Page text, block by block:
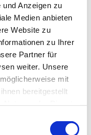
Anzeigen zu
Medien anbieten
Website zu
zu Ihrer
Partner für
weiter. Unsere
mit
bereitgestellt